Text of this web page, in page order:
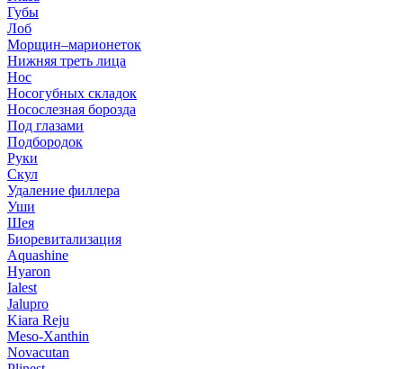
Губы
Лоб
Морщин–марионеток
Нижняя треть лица
Нос
Носогубных складок
Носослезная борозда
Под глазами
Подбородок
Руки
Скул
Удаление филлера
Уши
Шея
Биоревитализация
Aquashine
Hyaron
Ialest
Jalupro
Kiara Reju
Meso-Xanthin
Novacutan